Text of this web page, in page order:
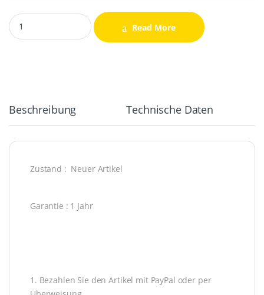
Samsung Galaxy J5 2015 (J500F) LCD Display + Touchscreen
Read More
Beschreibung Technische Daten
Zustand : Neuer Artikel
Garantie : 1 Jahr
1. Bezahlen Sie den Artikel mit PayPal oder per